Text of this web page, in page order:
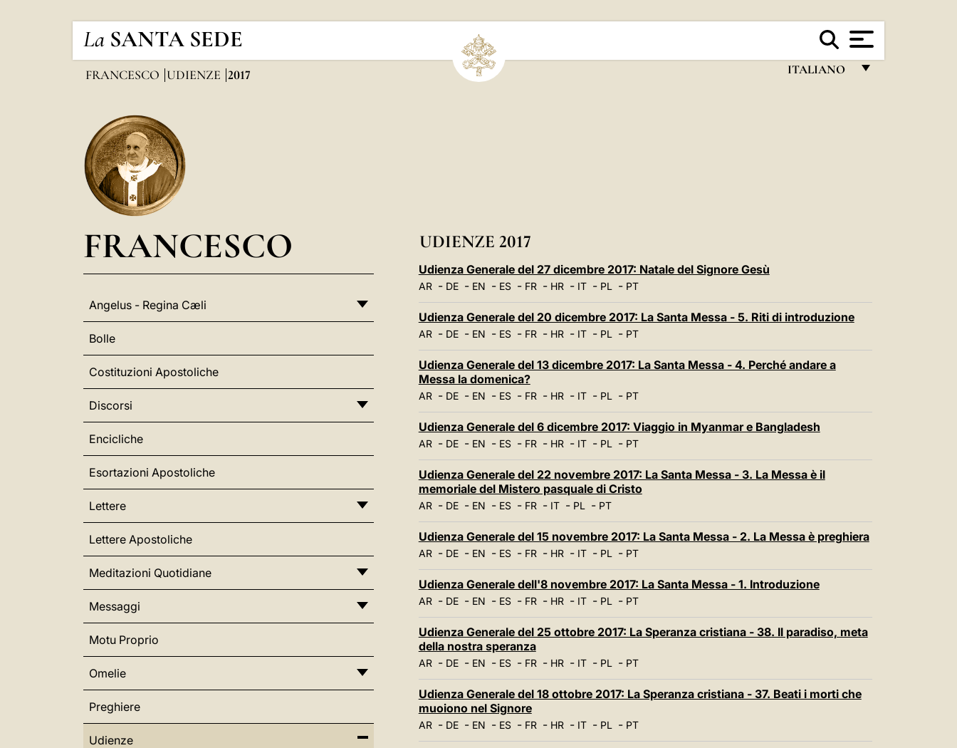
La SANTA SEDE
ITALIANO
中文
LATINE
FRANCESCO UDIENZE 2017
FRANCESCO
Angelus - Regina Cæli
Bolle
Costituzioni Apostoliche
Discorsi
Encicliche
Esortazioni Apostoliche
Lettere
Lettere Apostoliche
Meditazioni Quotidiane
Messaggi
Motu Proprio
Omelie
Preghiere
Udienze
UDIENZE 2017
Udienza Generale del 27 dicembre 2017: Natale del Signore Gesù
AR- DE- EN - ES- FR- HR- IT- PL- PT
Udienza Generale del 20 dicembre 2017: La Santa Messa - 5. Riti di introduzione
AR- DE- EN - ES- FR- HR- IT- PL- PT
Udienza Generale del 13 dicembre 2017: La Santa Messa - 4. Perché andare a
Messa la domenica?
AR- DE- EN - ES- FR- HR- IT- PL- PT
Udienza Generale del 6 dicembre 2017: Viaggio in Myanmar e Bangladesh
AR- DE- EN - ES- FR- HR- IT- PL- PT
Udienza Generale del 22 novembre 2017: La Santa Messa - 3. La Messa è il
memoriale del Mistero pasquale di Cristo
AR- DE- EN - ES- FR- IT- PL- PT
Udienza Generale del 15 novembre 2017: La Santa Messa - 2. La Messa è preghiera
AR- DE- EN - ES- FR- HR- IT- PL- PT
Udienza Generale dell'8 novembre 2017: La Santa Messa - 1. Introduzione
AR- DE- EN - ES- FR- HR- IT- PL- PT
Udienza Generale del 25 ottobre 2017: La Speranza cristiana - 38. Il paradiso, meta
della nostra speranza
AR- DE- EN - ES- FR- HR- IT- PL- PT
Udienza Generale del 18 ottobre 2017: La Speranza cristiana - 37. Beati i morti che
muoiono nel Signore
AR- DE- EN - ES- FR- HR- IT- PL- PT